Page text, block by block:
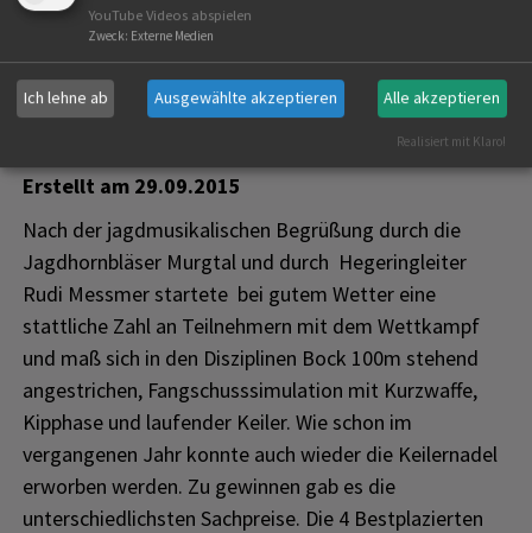
Erstellt am 29.09.2015
Nach der jagdmusikalischen Begrüßung durch die
Jagdhornbläser Murgtal und durch Hegeringleiter
Rudi Messmer startete bei gutem Wetter eine
stattliche Zahl an Teilnehmern mit dem Wettkampf
und maß sich in den Disziplinen Bock 100m stehend
angestrichen, Fangschusssimulation mit Kurzwaffe,
Kipphase und laufender Keiler. Wie schon im
vergangenen Jahr konnte auch wieder die Keilernadel
erworben werden. Zu gewinnen gab es die
unterschiedlichsten Sachpreise. Die 4 Bestplazierten
YouTube Videos abspielen
Zweck: Externe Medien
Ich lehne ab Ausgewählte akzeptieren Alle akzeptieren
Realisiert mit Klaro!